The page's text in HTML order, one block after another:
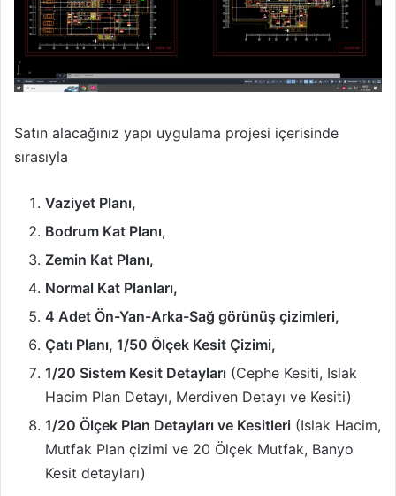
Satın alacağınız yapı uygulama projesi içerisinde
sırasıyla
Vaziyet Planı,
Bodrum Kat Planı,
Zemin Kat Planı,
Normal Kat Planları,
4 Adet Ön-Yan-Arka-Sağ görünüş çizimleri,
Çatı Planı, 1/50 Ölçek Kesit Çizimi,
1/20 Sistem Kesit Detayları (Cephe Kesiti, Islak
Hacim Plan Detayı, Merdiven Detayı ve Kesiti)
1/20 Ölçek Plan Detayları ve Kesitleri (Islak Hacim,
Mutfak Plan çizimi ve 20 Ölçek Mutfak, Banyo
Kesit detayları)